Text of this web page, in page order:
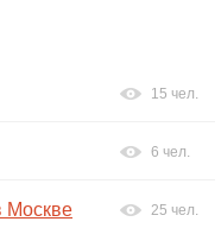
15 чел.
6 чел.
Москве 25 чел.